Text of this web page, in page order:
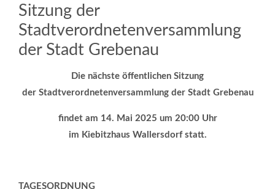
Sitzung der
Stadtverordnetenversammlung
der Stadt Grebenau
Die nächste öffentlichen Sitzung
der Stadtverordnetenversammlung der Stadt Grebenau
findet am 14. Mai 2025 um 20:00Uhr
im Kiebitzhaus Wallersdorfstatt.
TAGESORDNUNG